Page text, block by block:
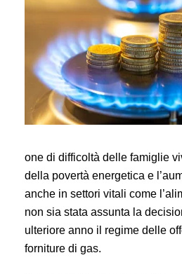
one di difficoltà delle famiglie
della povertà energetica e
anche in settori vitali come
non sia stata assunta la
ulteriore anno il regime delle
forniture di gas.